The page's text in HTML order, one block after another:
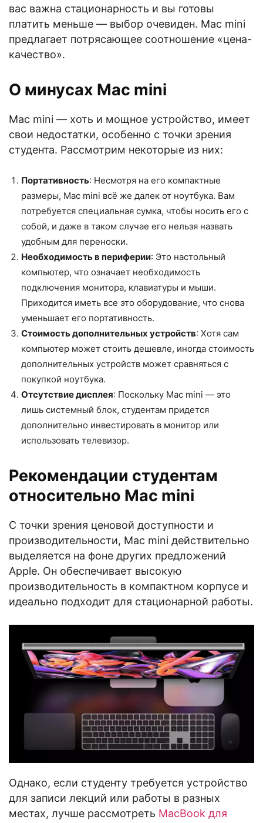
вас важна стационарность и вы готовы
платить меньше — выбор очевиден. Mac mini
предлагает потрясающее соотношение «цена-
качество».
О минусах Mac mini
Mac mini — хоть и мощное устройство, имеет
свои недостатки, особенно с точки зрения
студента. Рассмотрим некоторые из них:
Портативность: Несмотря на его компактные
размеры, Mac mini всё же далек от ноутбука. Вам
потребуется специальная сумка, чтобы носить его с
собой, и даже в таком случае его нельзя назвать
удобным для переноски.
Необходимость в периферии: Это настольный
компьютер, что означает необходимость
подключения монитора, клавиатуры и мыши.
Приходится иметь все это оборудование, что снова
уменьшает его портативность.
Стоимость дополнительных устройств: Хотя сам
компьютер может стоить дешевле, иногда стоимость
дополнительных устройств может сравняться с
покупкой ноутбука.
Отсутствие дисплея: Поскольку Mac mini — это
лишь системный блок, студентам придется
дополнительно инвестировать в монитор или
использовать телевизор.
Рекомендации студентам
относительно Mac mini
С точки зрения ценовой доступности и
производительности, Mac mini действительно
выделяется на фоне других предложений
Apple. Он обеспечивает высокую
производительность в компактном корпусе и
идеально подходит для стационарной работы.
Однако, если студенту требуется устройство
для записи лекций или работы в разных
местах, лучше рассмотреть MacBook для